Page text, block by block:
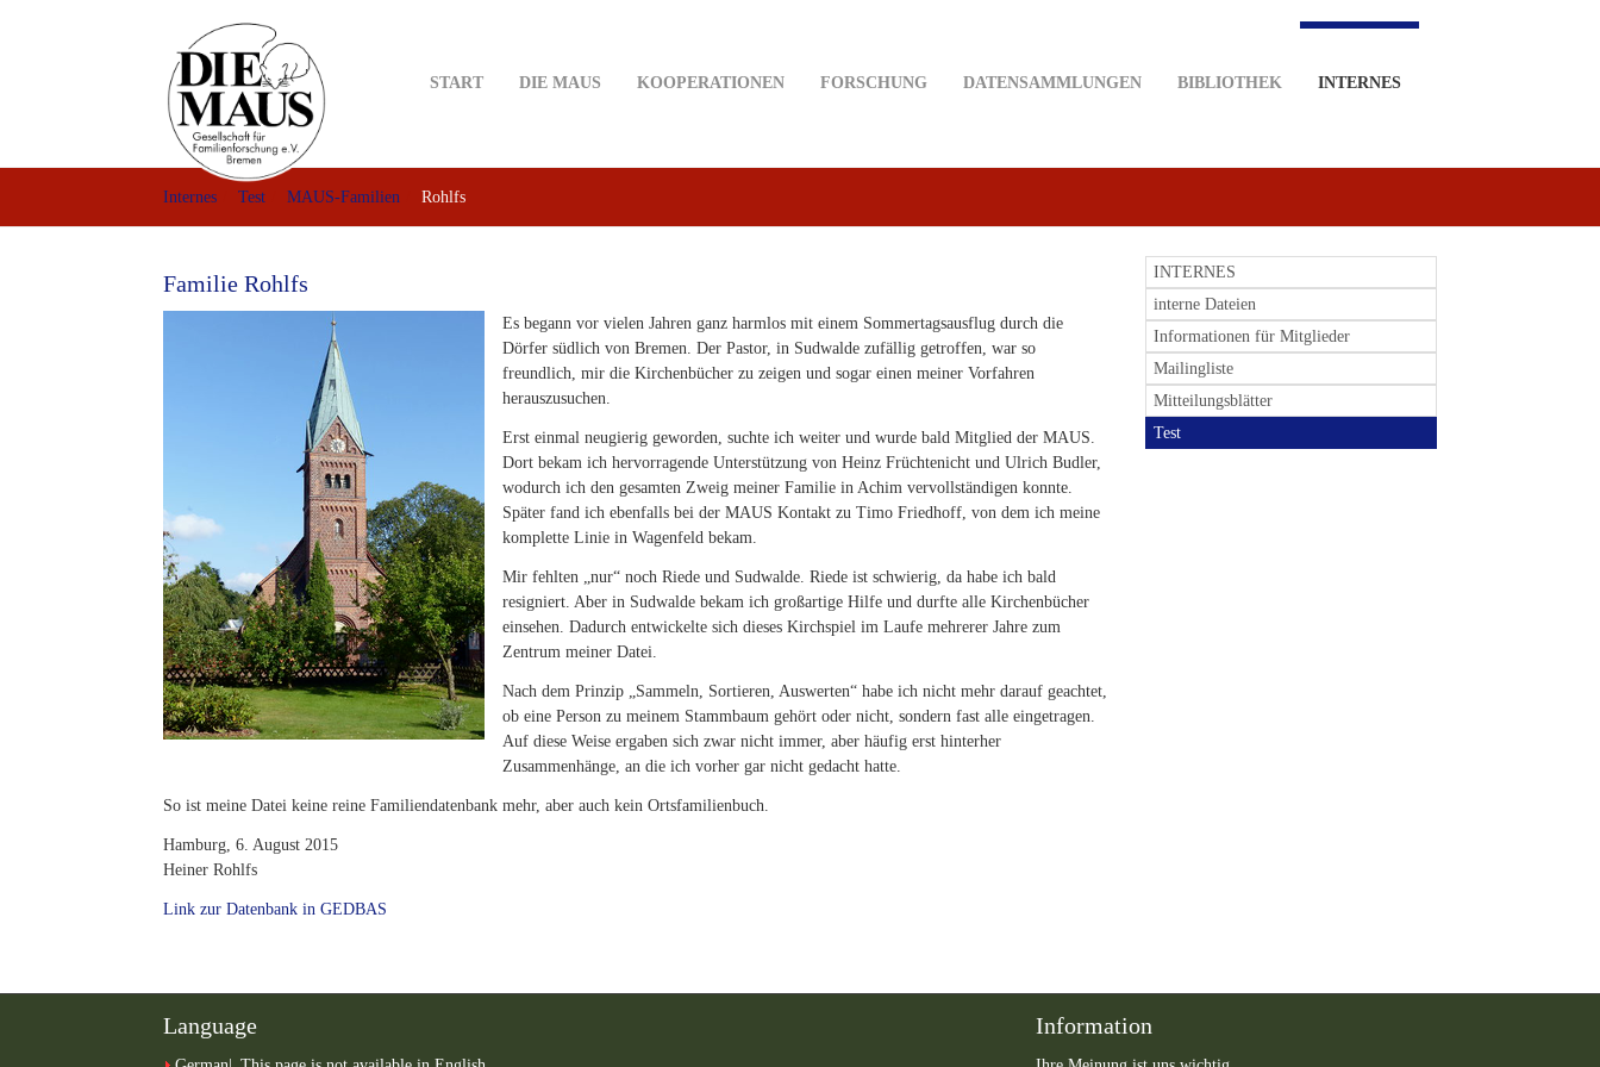
START DIE MAUS KOOPERATIONEN FORSCHUNG DATENSAMMLUNGEN BIBLIOTHEK INTERNES
Internes Test MAUS-Familien Rohlfs
Familie Rohlfs
Es begann vor vielen Jahren ganz harmlos mit einem Sommertagsausflug durch die
Dörfer südlich von Bremen. Der Pastor, in Sudwalde zufällig getroffen, war so
freundlich, mir die Kirchenbücher zu zeigen und sogar einen meiner Vorfahren
herauszusuchen.
Erst einmal neugierig geworden, suchte ich weiter und wurde bald Mitglied der MAUS.
Dort bekam ich hervorragende Unterstützung von Heinz Früchtenicht und Ulrich Budler,
wodurch ich den gesamten Zweig meiner Familie in Achim vervollständigen konnte.
Später fand ich ebenfalls bei der MAUS Kontakt zu Timo Friedhoff, von dem ich meine
komplette Linie in Wagenfeld bekam.
Mir fehlten „nur“ noch Riede und Sudwalde. Riede ist schwierig, da habe ich bald
resigniert. Aber in Sudwalde bekam ich großartige Hilfe und durfte alle Kirchenbücher
einsehen. Dadurch entwickelte sich dieses Kirchspiel im Laufe mehrerer Jahre zum
Zentrum meiner Datei.
Nach dem Prinzip „Sammeln, Sortieren, Auswerten“ habe ich nicht mehr darauf geachtet,
ob eine Person zu meinem Stammbaum gehört oder nicht, sondern fast alle eingetragen.
Auf diese Weise ergaben sich zwar nicht immer, aber häufig erst hinterher
Zusammenhänge, an die ich vorher gar nicht gedacht hatte.
So ist meine Datei keine reine Familiendatenbank mehr, aber auch kein Ortsfamilienbuch.
Hamburg, 6. August 2015
Heiner Rohlfs
Link zur Datenbank in GEDBAS
INTERNES
interne Dateien
Informationen für Mitglieder
Mailingliste
Mitteilungsblätter
Test
Language Information